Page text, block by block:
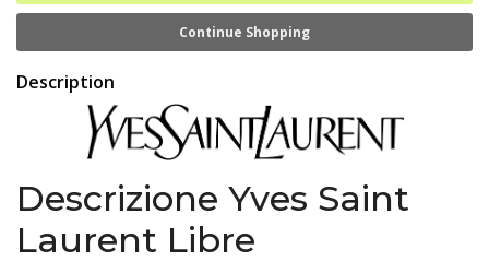
Continue Shopping
Description
Descrizione Yves Saint
Laurent Libre